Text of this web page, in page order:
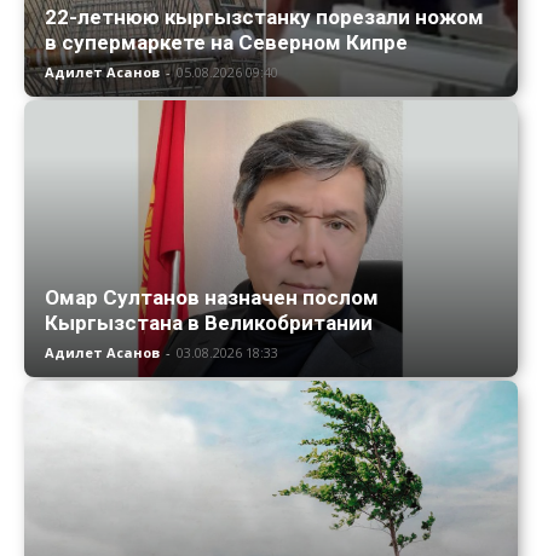
22-летнюю кыргызстанку порезали ножом
в супермаркете на Северном Кипре
Адилет Асанов - 05.08.2026 09:40
Омар Султанов назначен послом
Кыргызстана в Великобритании
Адилет Асанов - 03.08.2026 18:33